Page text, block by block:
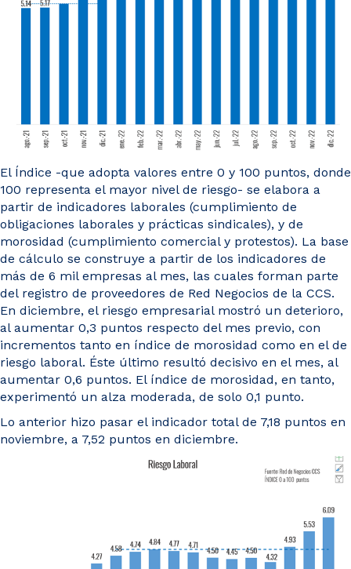
El Índice -que adopta valores entre 0 y 100 puntos, donde
100 representa el mayor nivel de riesgo- se elabora a
partir de indicadores laborales (cumplimiento de
obligaciones laborales y prácticas sindicales), y de
morosidad (cumplimiento comercial y protestos). La base
de cálculo se construye a partir de los indicadores de
más de 6 mil empresas al mes, las cuales forman parte
del registro de proveedores de Red Negocios de la CCS.
En diciembre, el riesgo empresarial mostró un deterioro,
al aumentar 0,3 puntos respecto del mes previo, con
incrementos tanto en índice de morosidad como en el de
riesgo laboral. Éste último resultó decisivo en el mes, al
aumentar 0,6 puntos. El índice de morosidad, en tanto,
experimentó un alza moderada, de solo 0,1 punto.
Lo anterior hizo pasar el indicador total de 7,18 puntos en
noviembre, a 7,52 puntos en diciembre.